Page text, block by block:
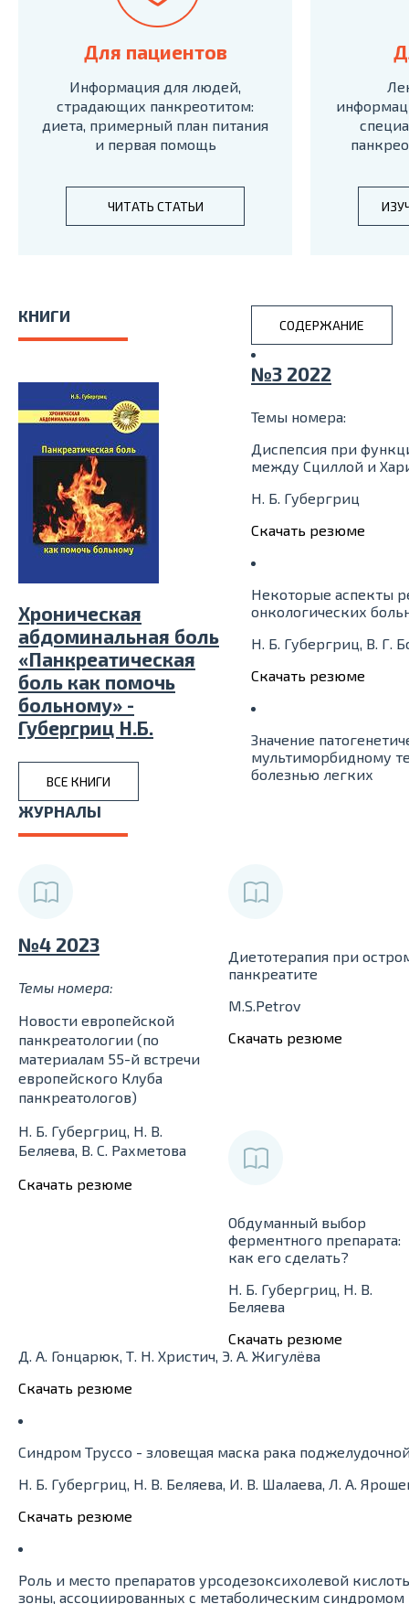
Для пациентов
Информация для людей,
страдающих панкреотитом:
диета, примерный план питания
и первая помощь
ЧИТАТЬ СТАТЬИ
КНИГИ
Хроническая
абдоминальная боль
«Панкреатическая
боль как помочь
больному» -
Губергриц Н.Б.
ВСЕ КНИГИ
ЖУРНАЛЫ
№4 2023
Темы номера:
Новости европейской
панкреатологии (по
материалам 55-й встречи
европейского Клуба
панкреатологов)
Н. Б. Губергриц, Н. В.
Беляева, В. С. Рахметова
Скачать резюме
Диетотерапия при
панкреатите
M.S.Petrov
Скачать резюме
Обдуманный выбор
ферментного препарата:
как его сделать?
Н. Б. Губергриц, Н. В.
Беляева
Скачать резюме
СОДЕРЖАНИЕ
№3 2022
Темы номера:
Диспепсия при
между Сциллой и
Н. Б. Губергриц
Скачать резюме
Некоторые аспекты
онкологических
Н. Б. Губергриц, В. Г.
Скачать резюме
Значение
мультиморбидному
болезнью легких
Д. А. Гонцарюк, Т. Н. Христич, Э. А. Жигулёва
Скачать резюме
Синдром Труссо - зловещая маска рака
Н. Б. Губергриц, Н. В. Беляева, И. В. Шалаева, Л. А.
Скачать резюме
Роль и место препаратов урсодезоксихолевой
зоны, ассоциированных с метаболическим синдромом